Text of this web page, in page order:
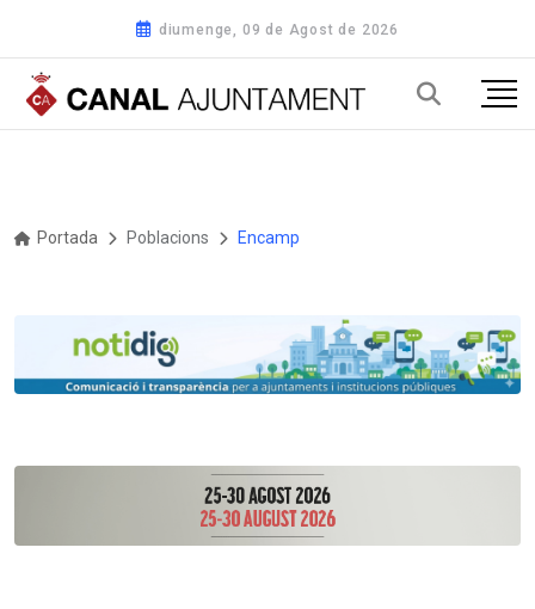
diumenge, 09 de Agost de 2026
Portada Poblacions Encamp